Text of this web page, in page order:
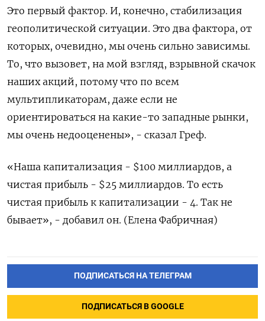
Это первый фактор. ​И, конечно, стабилизация
геополитической ситуации. Это два фактора, от
которых, очевидно, мы очень сильно зависимы.
То, что вызовет, на мой взгляд, взрывной скачок
наших акций, потому что по ​всем
мультипликаторам, ⁠даже если не
ориентироваться на какие-то западные рынки,
мы очень недооценены», - ‌сказал Греф.
«Наша капитализация - $100 миллиардов, а
‌чистая прибыль - $25 миллиардов. То есть
чистая ​прибыль к капитализации - 4. Так не
‌бывает», - добавил он. (Елена Фабричная)
ПОДПИСАТЬСЯ НА ТЕЛЕГРАМ
ПОДПИСАТЬСЯ В GOOGLE